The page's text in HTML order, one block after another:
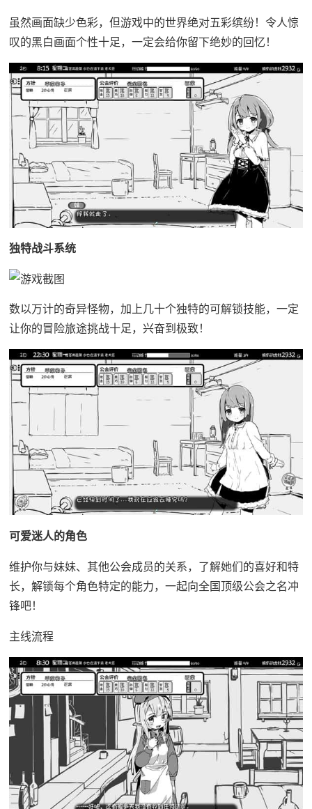
虽然画面缺少色彩，但游戏中的世界绝对五彩缤纷！令人惊
叹的黑白画面个性十足，一定会给你留下绝妙的回忆！
独特战斗系统
数以万计的奇异怪物，加上几十个独特的可解锁技能，一定
让你的冒险旅途挑战十足，兴奋到极致！
可爱迷人的角色
维护你与妹妹、其他公会成员的关系，了解她们的喜好和特
长，解锁每个角色特定的能力，一起向全国顶级公会之名冲
锋吧！
主线流程